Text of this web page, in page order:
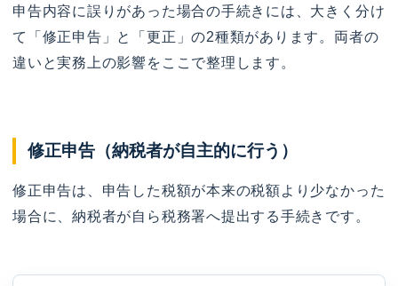
申告内容に誤りがあった場合の手続きには、大きく分け
て「修正申告」と「更正」の2種類があります。両者の
違いと実務上の影響をここで整理します。
修正申告（納税者が自主的に行う）
修正申告は、申告した税額が本来の税額より少なかった
場合に、納税者が自ら税務署へ提出する手続きです。